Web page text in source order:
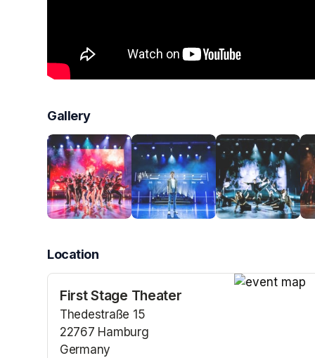
Gallery
Location
First Stage Theater
Thedestraße 15
22767 Hamburg
Germany